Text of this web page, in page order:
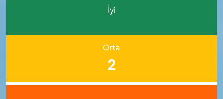
İyi
Orta
2